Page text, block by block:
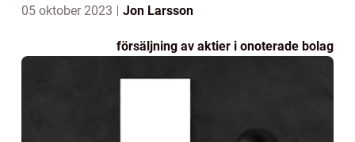
05 oktober 2023 Jon Larsson
försäljning av aktier i onoterade bolag